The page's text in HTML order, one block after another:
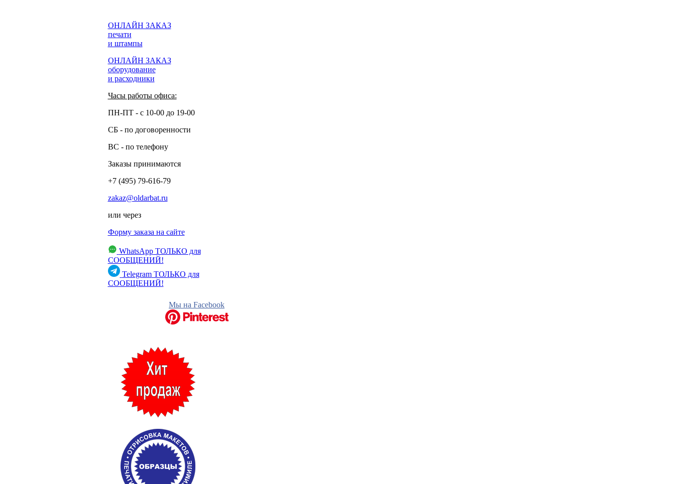
ОНЛАЙН ЗАКАЗ
печати
и штампы
ОНЛАЙН ЗАКАЗ
оборудование
и расходники
Часы работы офиса:
ПН-ПТ - с 10-00 до 19-00
СБ - по договоренности
ВС - по телефону
Заказы принимаются
+7 (495) 79-616-79
zakaz@oldarbat.ru
или через
Форму заказа на сайте
WhatsAppТОЛЬКО для
СООБЩЕНИЙ!
TelegramТОЛЬКО для
СООБЩЕНИЙ!
Мы на Facebook